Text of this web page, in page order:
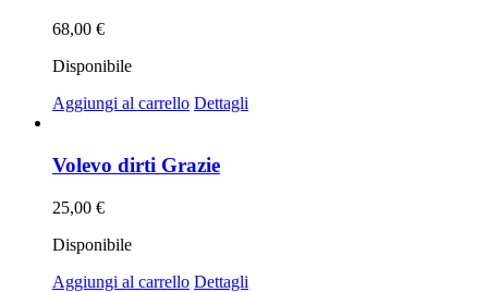
68,00 €
Disponibile
Aggiungi al carrello Dettagli
Volevo dirti Grazie
25,00 €
Disponibile
Aggiungi al carrello Dettagli